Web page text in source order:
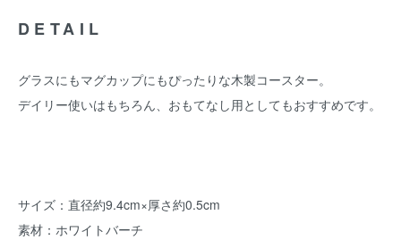
DETAIL
グラスにもマグカップにもぴったりな木製コースター。
デイリー使いはもちろん、おもてなし用としてもおすすめです。
サイズ：直径約9.4cm×厚さ約0.5cm
素材：ホワイトバーチ